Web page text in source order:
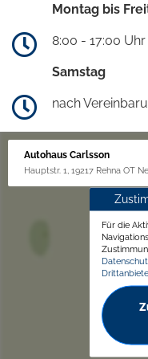
Montag bis
8:00 - 17:00 Uhr
Samstag
nach
Autohaus Carlsson
Hauptstr. 1, 19217 Rehna OT
Für die